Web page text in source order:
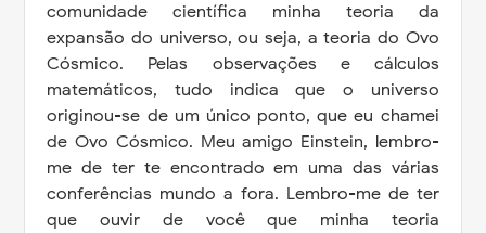
comunidade científica minha teoria da
expansão do universo, ou seja, a teoria do Ovo
Cósmico. Pelas observações e cálculos
matemáticos, tudo indica que o universo
originou-se de um único ponto, que eu chamei
de Ovo Cósmico. Meu amigo Einstein, lembro-
me de ter te encontrado em uma das várias
conferências mundo a fora. Lembro-me de ter
que ouvir de você que minha teoria